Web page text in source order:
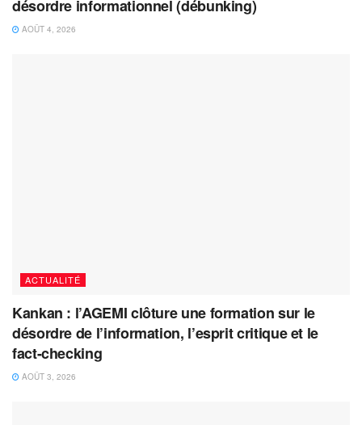
désordre informationnel (débunking)
AOÛT 4, 2026
ACTUALITÉ
Kankan : l’AGEMI clôture une formation sur le
désordre de l’information, l’esprit critique et le
fact-checking
AOÛT 3, 2026